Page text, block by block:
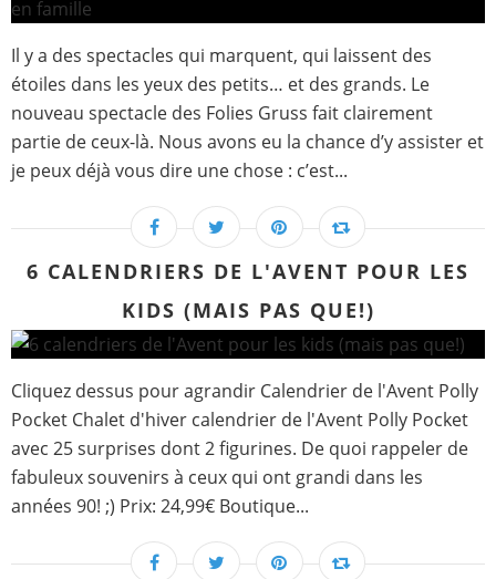
Il y a des spectacles qui marquent, qui laissent des
étoiles dans les yeux des petits… et des grands. Le
nouveau spectacle des Folies Gruss fait clairement
partie de ceux-là. Nous avons eu la chance d’y assister et
je peux déjà vous dire une chose : c’est...
6 CALENDRIERS DE L'AVENT POUR LES
KIDS (MAIS PAS QUE!)
Cliquez dessus pour agrandir Calendrier de l'Avent Polly
Pocket Chalet d'hiver calendrier de l'Avent Polly Pocket
avec 25 surprises dont 2 figurines. De quoi rappeler de
fabuleux souvenirs à ceux qui ont grandi dans les
années 90! ;) Prix: 24,99€ Boutique...